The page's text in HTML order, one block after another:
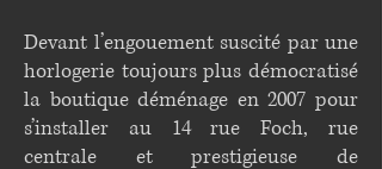
Devant l’engouement suscité par une
horlogerie toujours plus démocratisé
la boutique déménage en 2007 pour
s’installer au 14 rue Foch, rue
centrale et prestigieuse de